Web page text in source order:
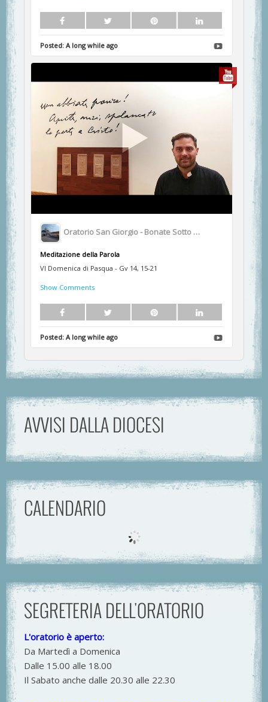
Posted: A long while ago
Oratorio San Giorgio - Bonate Sotto BG
Meditazione della Parola
VI Domenica di Pasqua - Gv 14, 15-21
Show Comments
Posted: A long while ago
AVVISI DALLA DIOCESI
CALENDARIO
SEGRETERIA DELL'ORATORIO
L'oratorio è aperto:
Da Martedì a Domenica
Dalle 15.00 alle 18.00
Il Sabato anche dalle 20.30 alle 22.30